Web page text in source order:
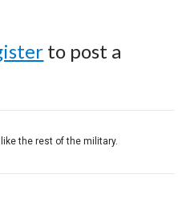
to post a
the rest of the military.